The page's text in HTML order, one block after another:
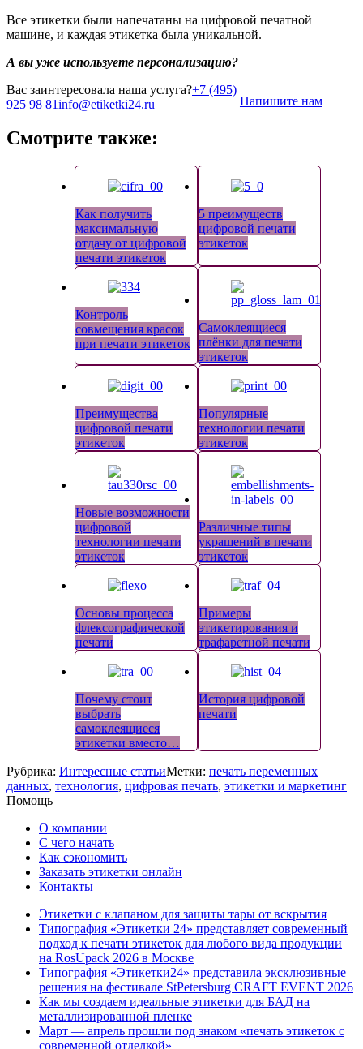
Все этикетки были напечатаны на цифровой печатной
машине, и каждая этикетка была уникальной.
А вы уже используете персонализацию?
Вас заинтересовала наша услуга?+7 (495)
925 98 81info@etiketki24.ru Напишите нам
Смотрите также:
Как получить
максимальную
отдачу от цифровой
печати этикеток
5 преимуществ
цифровой печати
этикеток
Контроль
совмещения красок
при печати этикеток
Самоклеящиеся
плёнки для печати
этикеток
Преимущества
цифровой печати
этикеток
Популярные
технологии печати
этикеток
Новые возможности
цифровой
технологии печати
этикеток
Различные типы
украшений в печати
этикеток
Основы процесса
флексографической
печати
Примеры
этикетирования и
трафаретной печати
Почему стоит
выбрать
самоклеящиеся
этикетки вместо…
История цифровой
печати
Рубрика: Интересные статьиМетки: печать переменных
данных, технология, цифровая печать, этикетки и маркетинг
Помощь
О компании
С чего начать
Как сэкономить
Заказать этикетки онлайн
Контакты
Этикетки с клапаном для защиты тары от вскрытия
Типография «Этикетки 24» представляет современный
подход к печати этикеток для любого вида продукции
на RosUpack 2026 в Москве
Типография «Этикетки24» представила эксклюзивные
решения на фестивале StPetersburg CRAFT EVENT 2026
Как мы создаем идеальные этикетки для БАД на
металлизированной пленке
Март — апрель прошли под знаком «печать этикеток с
современной отделкой»